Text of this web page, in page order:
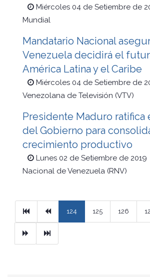
Miércoles 04 de Setiembre de
Mundial
Mandatario Nacional
Venezuela decidirá el
América Latina y el Caribe
Miércoles 04 de Setiembre de
Venezolana de Televisión (VTV)
Presidente Maduro ratifica
del Gobierno para
crecimiento productivo
Lunes 02 de Setiembre de 2019
Nacional de Venezuela (RNV)
PrimeraPrevious
124 125 126
Ultimo